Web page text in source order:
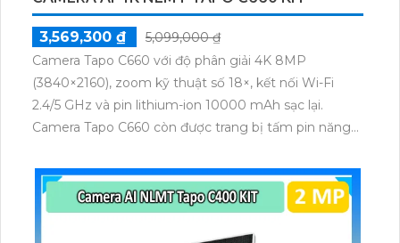
3,569,300 ₫
5,099,000 ₫
Camera Tapo C660 với độ phân giải 4K 8MP
(3840×2160), zoom kỹ thuật số 18×, kết nối Wi-Fi
2.4/5 GHz và pin lithium-ion 10000 mAh sạc lại.
Camera Tapo C660 còn được trang bị tấm pin năng
thú cưng, phương tiện, lưu trữ thẻ microSD tối đa 512
GB.